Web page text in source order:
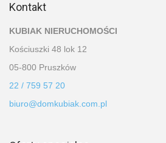
Kontakt
KUBIAK NIERUCHOMOŚCI
Kościuszki 48 lok 12
05-800 Pruszków
22 / 759 57 20
biuro@domkubiak.com.pl